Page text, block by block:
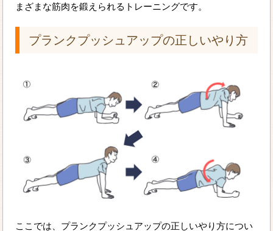
まざまな筋肉を鍛えられるトレーニングです。
プランクプッシュアップの正しいやり方
ここでは、プランクプッシュアップの正しいやり方につい